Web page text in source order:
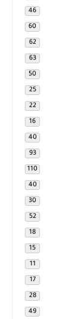
46
60
62
63
50
25
22
16
40
93
110
40
30
52
18
15
11
17
28
49